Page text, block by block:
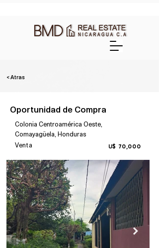
< Atras
Oportunidad de Compra
Colonia Centroamérica Oeste,
Comayagüela, Honduras
Venta
U$ 70,000